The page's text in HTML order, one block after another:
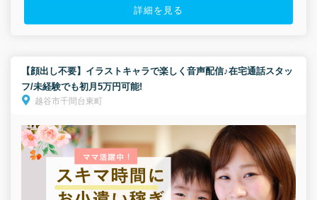
詳細を見る
【顔出し不要】イラストキャラで楽しく音声配信♪在宅通話スタッ
フ/未経験でも初月5万円可能!
越谷市千間台東町